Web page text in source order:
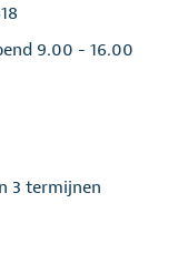
9.00 - 16.00
3 termijnen